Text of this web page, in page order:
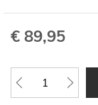
€ 89,95